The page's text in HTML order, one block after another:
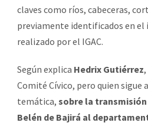
claves como ríos, cabeceras,
previamente identificados en el
realizado por el IGAC.
Según explica Hedrix Gutiérrez
Comité Cívico, pero quien sigue
temática, sobre la
Belén de Bajirá al